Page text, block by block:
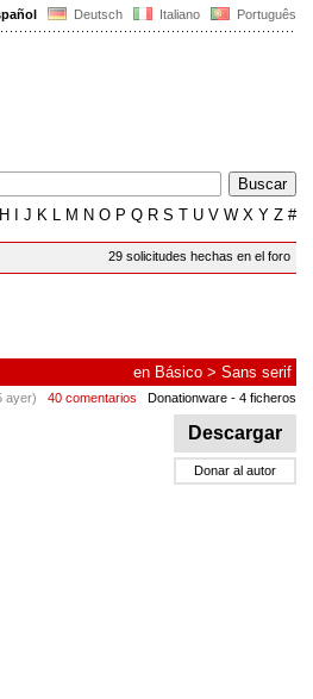
Deutsch Italiano Português
H J K L M N O P Q R S T U V W X Y Z #
29 solicitudes hechas en el foro
en Básico > Sans serif
ayer) 40 comentarios Donationware - 4 ficheros
Descargar
Donar al autor